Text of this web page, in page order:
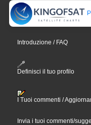
Introduzione / FAQ
Definisci il tuo profilo
I Tuoi commenti /
Invia i tuoi commenti/